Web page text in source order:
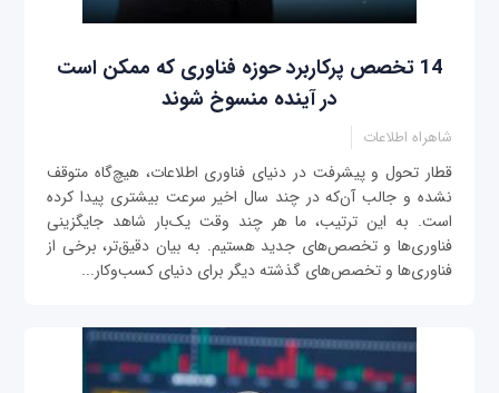
14 تخصص پرکاربرد حوزه فناوری که ممکن است
در آینده منسوخ ‌شوند
شاهراه اطلاعات
قطار تحول و پیشرفت در دنیای فناوری اطلاعات، هیچ‌گاه متوقف
نشده و جالب آن‌که در چند سال اخیر سرعت بیشتری پیدا کرده
است. به این ترتیب، ما هر چند وقت یک‌بار شاهد جایگزینی
فناوری‌ها و تخصص‌های جدید هستیم. به بیان دقیق‌تر، برخی از
فناوری‌ها و تخصص‌های گذشته دیگر برای دنیای کسب‌وکار...